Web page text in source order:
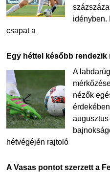
idényben.
csapat a
Egy héttel később rendezik
A
nézők
hétvégéjén rajtoló
A Vasas pontot szerzett a